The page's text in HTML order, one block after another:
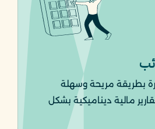
بطريقة مريحة وسهلة
مالية ديناميكية بشكل